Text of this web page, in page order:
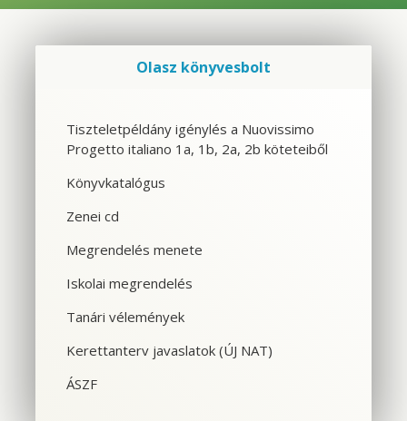
CSOPORTOS NYELVTANFOLYAM
SPANYOL TANFOLYAM OLASZOSOKNAK
CILS NYELVVIZSGA
Olasz könyvesbolt
Tiszteletpéldány igénylés a Nuovissimo
Progetto italiano 1a, 1b, 2a, 2b köteteiből
Könyvkatalógus
Zenei cd
Megrendelés menete
Iskolai megrendelés
Tanári vélemények
Kerettanterv javaslatok (ÚJ NAT)
ÁSZF